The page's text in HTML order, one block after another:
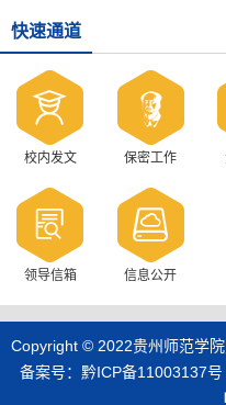
快速通道
校内发文 保密工作
领导信箱 信息公开
Copyright © 2022贵州师范学
备案号：黔ICP备11003137